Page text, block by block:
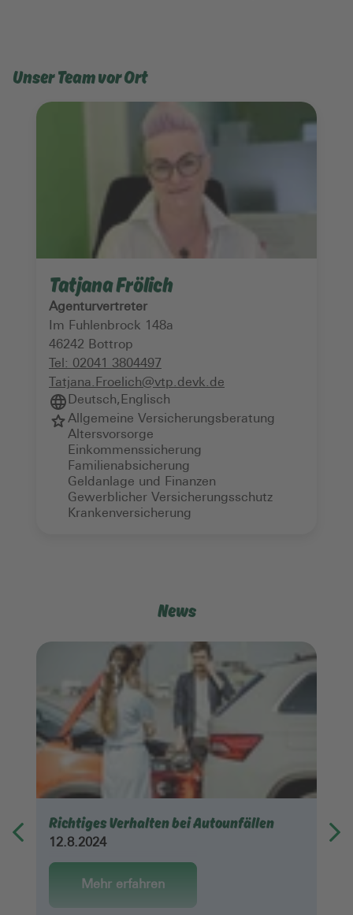
Unser Team vor Ort
Tatjana Frölich
Agenturvertreter
Im Fuhlenbrock 148a
46242 Bottrop
Tel: 02041 3804497
Tatjana.Froelich@vtp.devk.de
Deutsch,Englisch
Allgemeine Versicherungsberatung
Altersvorsorge
Einkommenssicherung
Familienabsicherung
Geldanlage und Finanzen
Gewerblicher Versicherungsschutz
Krankenversicherung
News
Richtiges Verhalten bei Autounfällen
12.8.2024
Mehr erfahren